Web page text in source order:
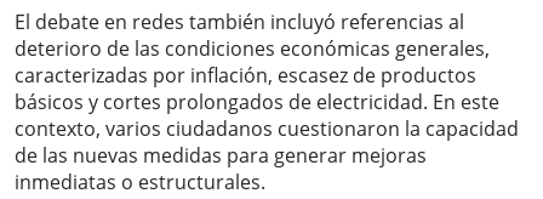
El debate en redes también incluyó referencias al
deterioro de las condiciones económicas generales,
caracterizadas por inflación, escasez de productos
básicos y cortes prolongados de electricidad. En este
contexto, varios ciudadanos cuestionaron la capacidad
de las nuevas medidas para generar mejoras
inmediatas o estructurales.